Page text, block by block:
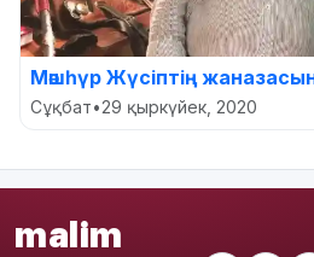
Мәшһүр Жүсіптің
Сұқбат•29 қыркүйек, 2020
malim